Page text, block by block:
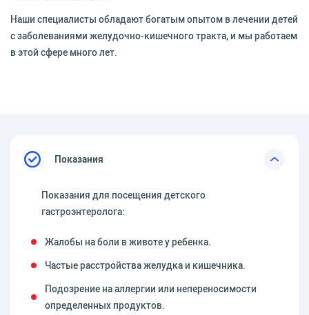
Наши специалисты обладают богатым опытом в лечении детей
с заболеваниями желудочно-кишечного тракта, и мы работаем
в этой сфере много лет.
Показания
Показания для посещения детского
гастроэнтеролога:
Жалобы на боли в животе у ребенка.
Частые расстройства желудка и кишечника.
Подозрение на аллергии или непереносимости
определенных продуктов.